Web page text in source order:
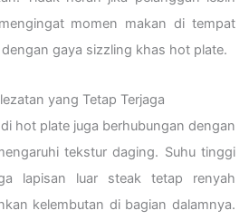
momen makan di tempat
gaya sizzling khas hot plate.
yang Tetap Terjaga
hot plate juga berhubungan dengan
tekstur daging. Suhu tinggi
lapisan luar steak tetap renyah
kelembutan di bagian dalamnya.